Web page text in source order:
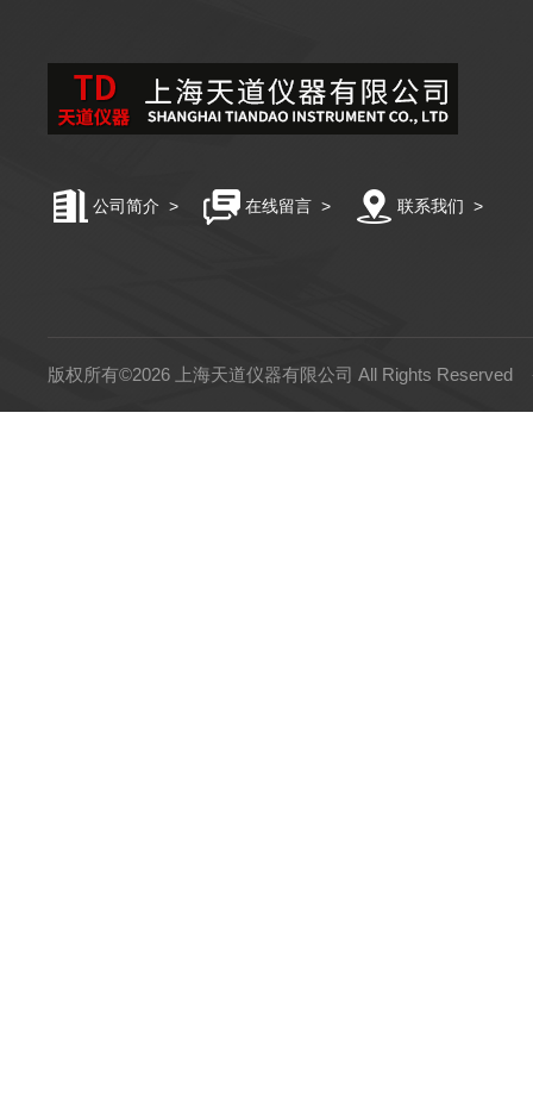
公司简介 > 在线留言 > 联系我们 >
版权所有©2026 上海天道仪器有限公司 All Rights Reserved